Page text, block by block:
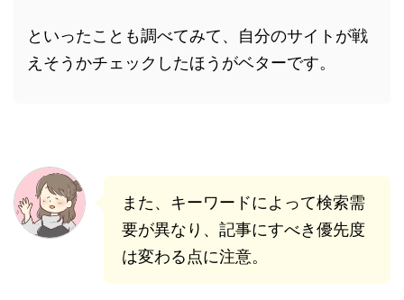
といったことも調べてみて、自分のサイトが戦
えそうかチェックしたほうがベターです。
また、キーワードによって検索需
要が異なり、記事にすべき優先度
は変わる点に注意。